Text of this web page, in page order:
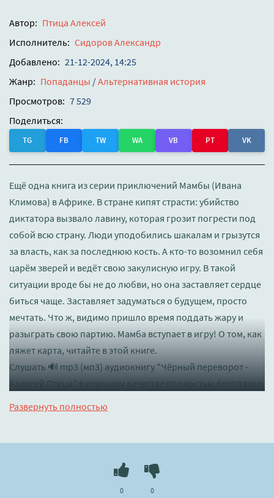
Автор: Птица Алексей
Исполнитель: Сидоров Александр
Добавлено: 21-12-2024, 14:25
Жанр: Попаданцы /Альтернативная история
Просмотров: 7 529
Поделиться:
TG FB TW WA VB PT VK
Ещё одна книга из серии приключений Мамбы (Ивана
Климова) в Африке. В стране кипят страсти: убийство
диктатора вызвало лавину, которая грозит погрести под
собой всю страну. Люди уподобились шакалам и грызутся
за власть, как за последнюю кость. А кто-то возомнил себя
царём зверей и ведёт свою закулисную игру. В такой
ситуации вроде бы не до любви, но она заставляет сердце
биться чаще. Заставляет задуматься о будущем, просто
мечтать. Что ж, видимо пришло время поддать жару и
разыграть свою партию. Мамба вступает в игру! О том, как
ляжет карта, читайте в этой книге.
Слушать 🔊 mp3 (мп3) аудиокнигу "Чёрный переворот -
Алексей Птица" в хорошем качестве полностью бесплатно
Развернуть полностью
0 0